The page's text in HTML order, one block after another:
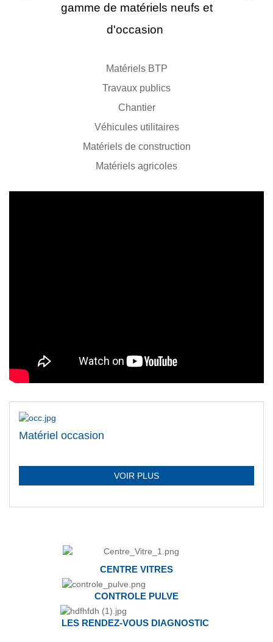
gamme de matériels neufs et
d'occasion
Matériels BTP
Travaux publics
Chantier
Véhicules utilitaires
Matériels de construction
Matériels agricoles
Matériel occasion
VOIR PLUS
CENTRE VITRES
CONTROLE PULVE
LES RENDEZ-VOUS DIAGNOSTIC